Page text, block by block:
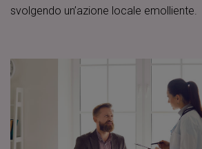
svolgendo un’azione locale emolliente.